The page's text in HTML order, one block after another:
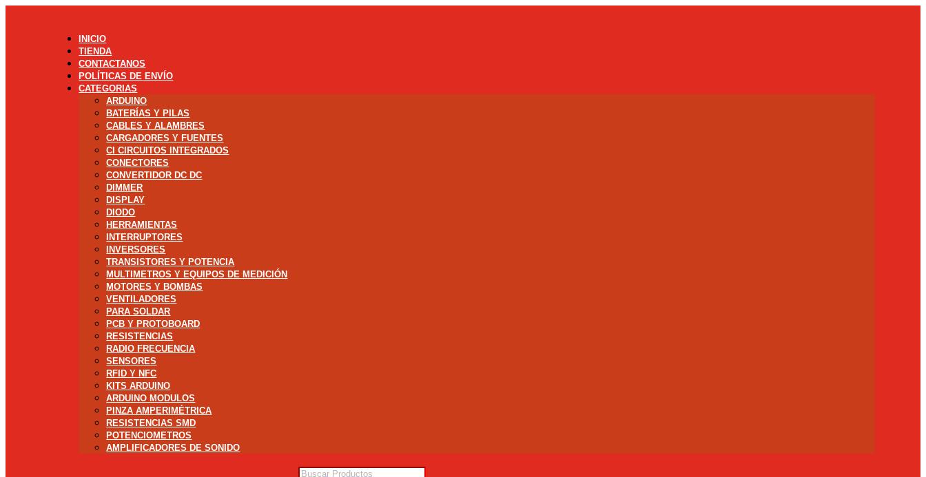
INICIO
TIENDA
CONTACTANOS
POLÍTICAS DE ENVÍO
CATEGORIAS
ARDUINO
BATERÍAS Y PILAS
CABLES Y ALAMBRES
CARGADORES Y FUENTES
CI CIRCUITOS INTEGRADOS
CONECTORES
CONVERTIDOR DC DC
DIMMER
DISPLAY
DIODO
HERRAMIENTAS
INTERRUPTORES
INVERSORES
TRANSISTORES Y POTENCIA
MULTIMETROS Y EQUIPOS DE MEDICIÓN
MOTORES Y BOMBAS
VENTILADORES
PARA SOLDAR
PCB Y PROTOBOARD
RESISTENCIAS
RADIO FRECUENCIA
SENSORES
RFID Y NFC
KITS ARDUINO
ARDUINO MODULOS
PINZA AMPERIMÉTRICA
RESISTENCIAS SMD
POTENCIOMETROS
AMPLIFICADORES DE SONIDO
Búsqueda